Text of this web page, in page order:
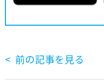
前の記事を見る